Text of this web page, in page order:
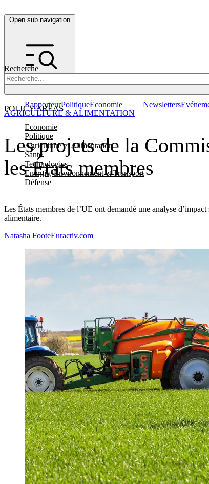
Open sub navigation
Recherche
POLICY AREAS
Economie
Politique
Agriculture et Alimentation
Santé
Technologies
Energie, Environnement et Transport
Défense
RapporteurPolitiqueÉconomie Newsletters
Les projets de la
les États membres
Les États membres de l’UE ont demandé une analyse
alimentaire.
AGRICULTURE & ALIMENTATION
Natasha FooteEuractiv.com